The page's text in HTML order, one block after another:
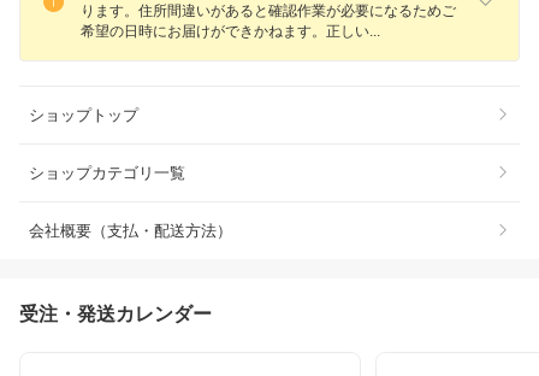
ります。住所間違いがあると確認作業が必要になるためご
希望の日時にお届けができかねます。正し い
ショップトップ
ショップカテゴリ一覧
会社概要（支払・配送方法）
受注・発送カレンダー